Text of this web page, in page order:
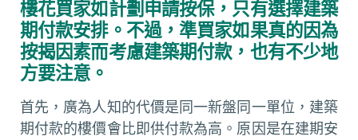
b
o
o
k
s
A
p
p
a
t
l
L
i
n
g
r
a
樓花買家如計劃申請按保，只有選擇建築
期付款安排。不過，準買家如果真的因為
按揭因素而考慮建築期付款，也有不少地
方要注意。
首先，廣為人知的代價是同一新盤同一單位，建築
期付款的樓價會比即供付款為高。原因是在建期安